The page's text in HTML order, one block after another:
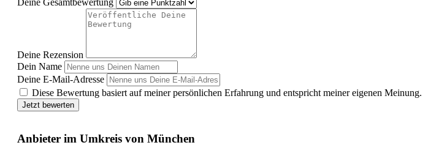
Deine Gesamtbewertung
Deine Rezension
Dein Name
Deine E-Mail-Adresse
Diese Bewertung basiert auf meiner persönlichen Erfahrung und entspricht meiner eigenen Meinung.
Jetzt bewerten
Anbieter im Umkreis von München